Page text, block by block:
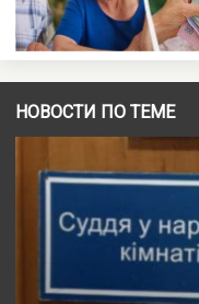
НОВОСТИ ПО ТЕМЕ